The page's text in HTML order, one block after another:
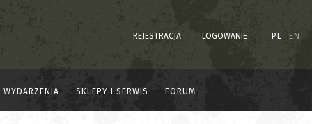
REJESTRACJA LOGOWANIE PL EN
WYDARZENIA SKLEPY I SERWIS FORUM